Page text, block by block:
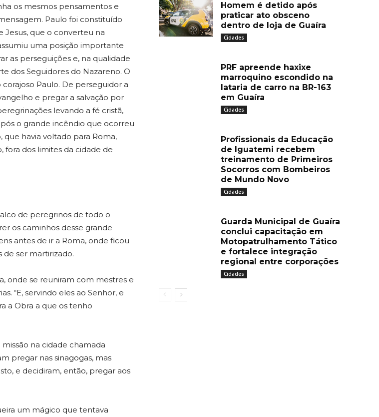
os mesmos pensamentos e
Paulo foi constituído
Jesus, que o converteu na
uma posição importante
as perseguições e, na qualidade
dos Seguidores do Nazareno. O
Paulo. De perseguidor a
e pregar a salvação por
levando a fé cristã,
o grande incêndio que ocorreu
que havia voltado para Roma,
fora dos limites da cidade de
de peregrinos de todo o
os caminhos desse grande
antes de ir a Roma, onde ficou
ser martirizado.
onde se reuniram com mestres e
“E, servindo eles ao Senhor, e
a Obra a que os tenho
na cidade chamada
pregar nas sinagogas, mas
e decidiram, então, pregar aos
um mágico que tentava
Homem é detido após
praticar ato obsceno
dentro de loja de Guaíra
Cidades
PRF apreende haxixe
marroquino escondido na
lataria de carro na BR-163
em Guaíra
Cidades
Profissionais da Educação
de Iguatemi recebem
treinamento de Primeiros
Socorros com Bombeiros
de Mundo Novo
Cidades
Guarda Municipal de Guaíra
conclui capacitação em
Motopatrulhamento Tático
e fortalece integração
regional entre corporações
Cidades